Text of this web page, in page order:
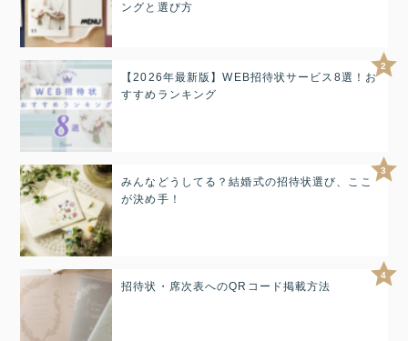
ングと選び方
2
【2026年最新版】WEB招待状サービス8選！お
すすめランキング
3
みんなどうしてる？結婚式の招待状選び、ここ
が決め手！
4
招待状・席次表へのQRコード掲載方法